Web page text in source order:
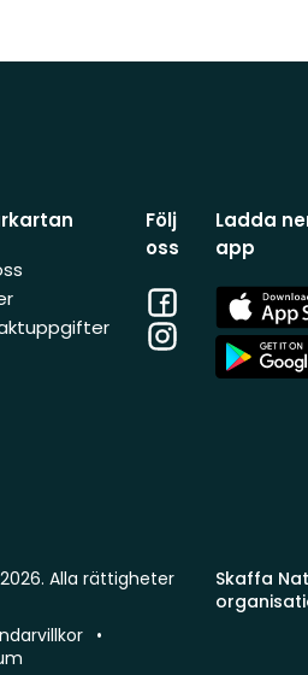
Följ
oss
Facebook
Instagram
Ladda
app
App
Store
App
Store
Skaffa
Alla rättigheter